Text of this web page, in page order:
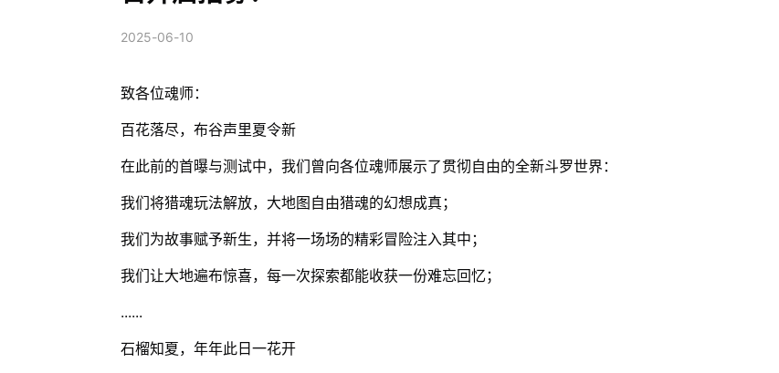
2025-06-10
致各位魂师：
百花落尽，布谷声里夏令新
在此前的首曝与测试中，我们曾向各位魂师展示了贯彻自由的全新斗罗世界：
我们将猎魂玩法解放，大地图自由猎魂的幻想成真；
我们为故事赋予新生，并将一场场的精彩冒险注入其中；
我们让大地遍布惊喜，每一次探索都能收获一份难忘回忆；
......
石榴知夏，年年此日一花开